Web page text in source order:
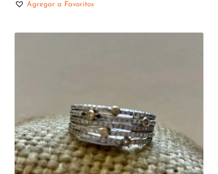
Agregar a Favoritos